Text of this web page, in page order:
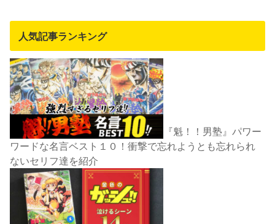
人気記事ランキング
『魁！！男塾』パワー
ワードな名言ベスト１０！衝撃で忘れようとも忘れられ
ないセリフ達を紹介